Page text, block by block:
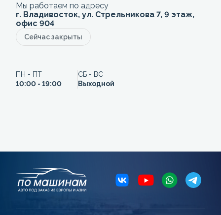
Мы работаем по адресу
г. Владивосток, ул. Стрельникова 7, 9 этаж,
офис 904
Сейчас закрыты
ПН - ПТ
10:00 - 19:00
СБ - ВС
Выходной